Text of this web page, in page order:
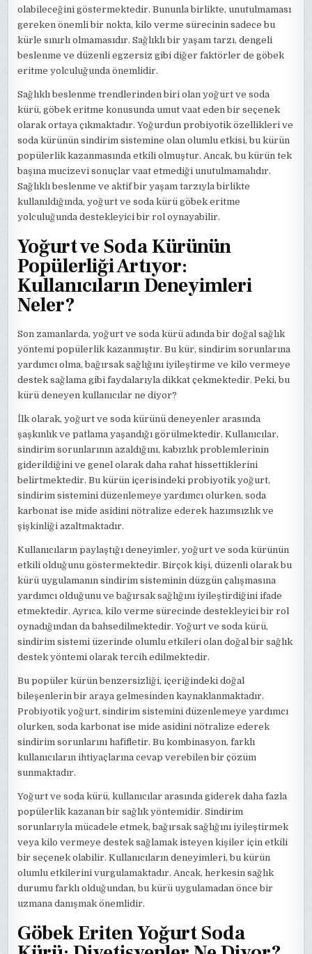
olabileceğini göstermektedir. Bununla birlikte, unutulmaması
gereken önemli bir nokta, kilo verme sürecinin sadece bu
kürle sınırlı olmamasıdır. Sağlıklı bir yaşam tarzı, dengeli
beslenme ve düzenli egzersiz gibi diğer faktörler de göbek
eritme yolculuğunda önemlidir.
Sağlıklı beslenme trendlerinden biri olan yoğurt ve soda
kürü, göbek eritme konusunda umut vaat eden bir seçenek
olarak ortaya çıkmaktadır. Yoğurdun probiyotik özellikleri ve
soda kürünün sindirim sistemine olan olumlu etkisi, bu kürün
popülerlik kazanmasında etkili olmuştur. Ancak, bu kürün tek
başına mucizevi sonuçlar vaat etmediği unutulmamalıdır.
Sağlıklı beslenme ve aktif bir yaşam tarzıyla birlikte
kullanıldığında, yoğurt ve soda kürü göbek eritme
yolculuğunda destekleyici bir rol oynayabilir.
Yoğurt ve Soda Kürünün
Popülerliği Artıyor:
Kullanıcıların Deneyimleri
Neler?
Son zamanlarda, yoğurt ve soda kürü adında bir doğal sağlık
yöntemi popülerlik kazanmıştır. Bu kür, sindirim sorunlarına
yardımcı olma, bağırsak sağlığını iyileştirme ve kilo vermeye
destek sağlama gibi faydalarıyla dikkat çekmektedir. Peki, bu
kürü deneyen kullanıcılar ne diyor?
İlk olarak, yoğurt ve soda kürünü deneyenler arasında
şaşkınlık ve patlama yaşandığı görülmektedir. Kullanıcılar,
sindirim sorunlarının azaldığını, kabızlık problemlerinin
giderildiğini ve genel olarak daha rahat hissettiklerini
belirtmektedir. Bu kürün içerisindeki probiyotik yoğurt,
sindirim sistemini düzenlemeye yardımcı olurken, soda
karbonat ise mide asidini nötralize ederek hazımsızlık ve
şişkinliği azaltmaktadır.
Kullanıcıların paylaştığı deneyimler, yoğurt ve soda kürünün
etkili olduğunu göstermektedir. Birçok kişi, düzenli olarak bu
kürü uygulamanın sindirim sisteminin düzgün çalışmasına
yardımcı olduğunu ve bağırsak sağlığını iyileştirdiğini ifade
etmektedir. Ayrıca, kilo verme sürecinde destekleyici bir rol
oynadığından da bahsedilmektedir. Yoğurt ve soda kürü,
sindirim sistemi üzerinde olumlu etkileri olan doğal bir sağlık
destek yöntemi olarak tercih edilmektedir.
Bu popüler kürün benzersizliği, içeriğindeki doğal
bileşenlerin bir araya gelmesinden kaynaklanmaktadır.
Probiyotik yoğurt, sindirim sistemini düzenlemeye yardımcı
olurken, soda karbonat ise mide asidini nötralize ederek
sindirim sorunlarını hafifletir. Bu kombinasyon, farklı
kullanıcıların ihtiyaçlarına cevap verebilen bir çözüm
sunmaktadır.
Yoğurt ve soda kürü, kullanıcılar arasında giderek daha fazla
popülerlik kazanan bir sağlık yöntemidir. Sindirim
sorunlarıyla mücadele etmek, bağırsak sağlığını iyileştirmek
veya kilo vermeye destek sağlamak isteyen kişiler için etkili
bir seçenek olabilir. Kullanıcıların deneyimleri, bu kürün
olumlu etkilerini vurgulamaktadır. Ancak, herkesin sağlık
durumu farklı olduğundan, bu kürü uygulamadan önce bir
uzmana danışmak önemlidir.
Göbek Eriten Yoğurt Soda